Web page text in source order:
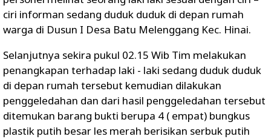
ciri informan sedang duduk duduk di depan rumah
warga di Dusun I Desa Batu Melenggang Kec. Hinai.
Selanjutnya sekira pukul 02.15 Wib Tim melakukan
penangkapan terhadap laki - laki sedang duduk duduk
di depan rumah tersebut kemudian dilakukan
penggeledahan dan dari hasil penggeledahan tersebut
ditemukan barang bukti berupa 4 ( empat) bungkus
plastik putih besar les merah berisikan serbuk putih